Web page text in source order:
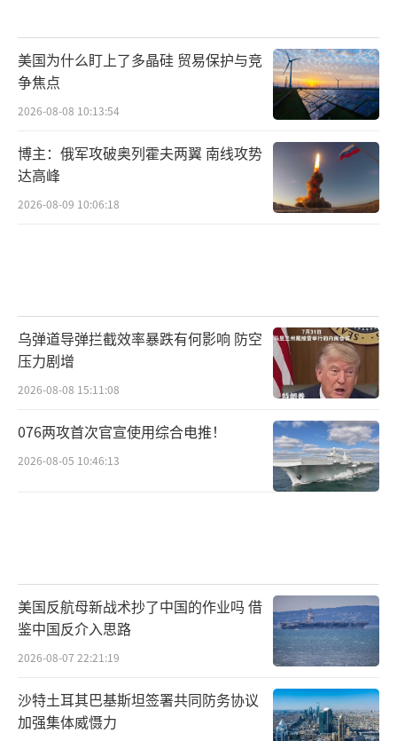
美国为什么盯上了多晶硅 贸易保护与竞
争焦点
2026-08-08 10:13:54
博主：俄军攻破奥列霍夫两翼 南线攻势
达高峰
2026-08-09 10:06:18
乌弹道导弹拦截效率暴跌有何影响 防空
压力剧增
2026-08-08 15:11:08
076两攻首次官宣使用综合电推！
2026-08-05 10:46:13
美国反航母新战术抄了中国的作业吗 借
鉴中国反介入思路
2026-08-07 22:21:19
沙特土耳其巴基斯坦签署共同防务协议
加强集体威慑力